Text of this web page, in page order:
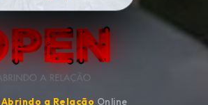
a Relação Online